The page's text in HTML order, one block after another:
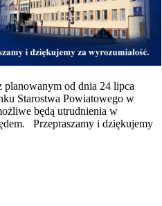
od dnia 24 lipca
Starostwa Powiatowego w
będą utrudnienia w
Przepraszamy i dziękujemy